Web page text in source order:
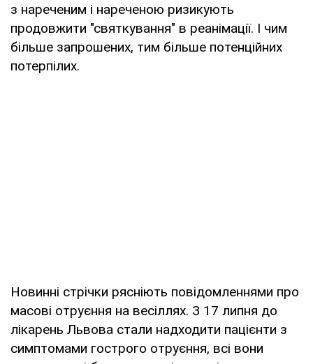
з нареченим і нареченою ризикують
продовжити "святкування" в реанімації. І чим
більше запрошених, тим більше потенційних
потерпілих.
Новинні стрічки рясніють повідомленнями про
масові отруєння на весіллях. З 17 липня до
лікарень Львова стали надходити пацієнти з
симптомами гострого отруєння, всі вони